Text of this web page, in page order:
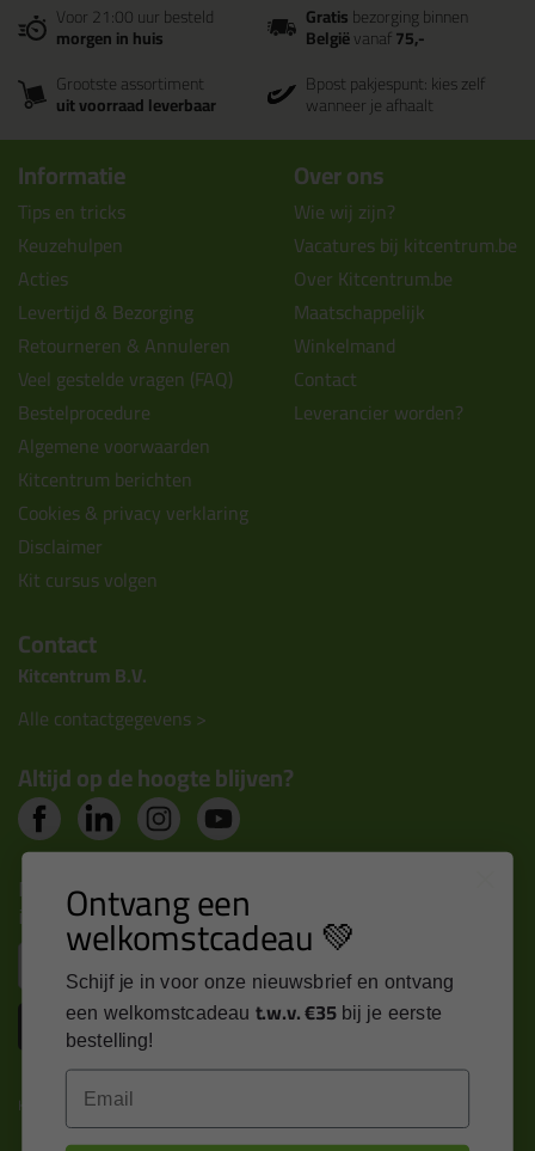
Voor 21:00 uur besteld
morgen in huis
Gratisbezorging binnen
Belgiëvanaf75,-
Grootste assortiment
uit voorraad leverbaar
Bpost pakjespunt: kies zelf
wanneer je afhaalt
Informatie
Tips en tricks
Keuzehulpen
Acties
Levertijd & Bezorging
Retourneren & Annuleren
Veel gestelde vragen (FAQ)
Bestelprocedure
Algemene voorwaarden
Kitcentrum berichten
Cookies & privacy verklaring
Disclaimer
Kit cursus volgen
Over ons
Wie wij zijn?
Vacatures bij kitcentrum.be
Over Kitcentrum.be
Maatschappelijk
Winkelmand
Contact
Leverancier worden?
Contact
Kitcentrum B.V.
Alle contactgegevens >
Altijd op de hoogte blijven?
Nieuws, tips en exclusieve deals rechtstreeks in je
inbox
Inschrijven
Kitcentrum is trots op:
Ontvang een
welkomstcadeau 💚
Schijf je in voor onze nieuwsbrief en ontvang
een welkomstcadeau t.w.v. €35 bij je eerste
bestelling!
Email